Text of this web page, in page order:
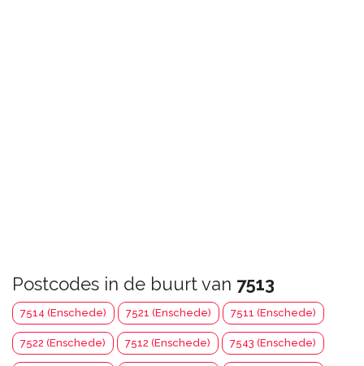
Postcodes in de buurt van 7513
7514 (Enschede) 7521 (Enschede) 7511 (Enschede)
7522 (Enschede) 7512 (Enschede) 7543 (Enschede)